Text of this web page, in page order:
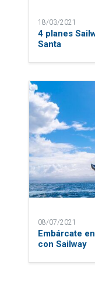
18/03/2021
4 planes
Santa
08/07/2021
Embárcate
con Sailway